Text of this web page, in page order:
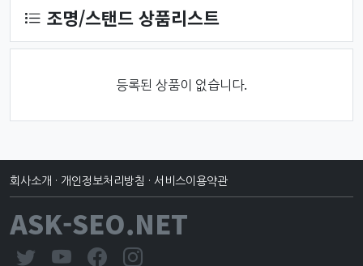
조명/스탠드 상품리스트
등록된 상품이 없습니다.
회사소개 · 개인정보처리방침 · 서비스이용약관
ASK-SEO.NET